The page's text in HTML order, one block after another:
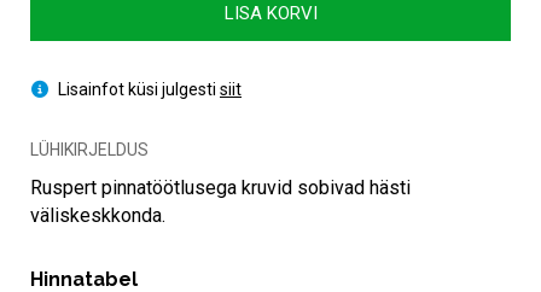
Ruspert
kogus
LISA KORVI
Lisainfot küsi julgesti siit
LÜHIKIRJELDUS
Ruspert pinnatöötlusega kruvid sobivad hästi
väliskeskkonda.
Hinnatabel